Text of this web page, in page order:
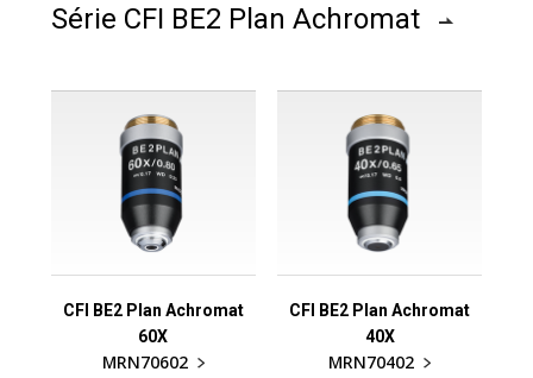
Série CFI BE2 Plan Achromat
CFI BE2 Plan Achromat
60X
MRN70602
CFI BE2 Plan Achromat
40X
MRN70402